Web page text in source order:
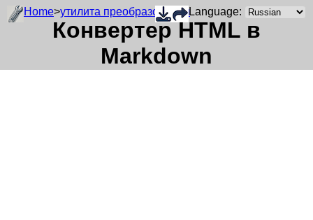
Home>утилита преобразования
Конвертер HTML в
Markdown
Language: